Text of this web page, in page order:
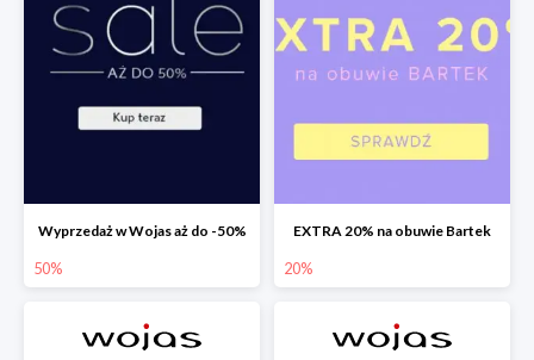
Wyprzedaż w Wojas aż do -50%
50%
EXTRA 20% na obuwie Bartek
20%